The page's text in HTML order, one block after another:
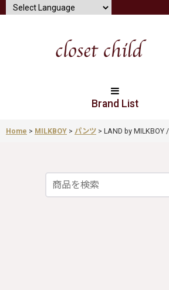
Brand List
Home > MILKBOY > パンツ > LAND by MILKBOY